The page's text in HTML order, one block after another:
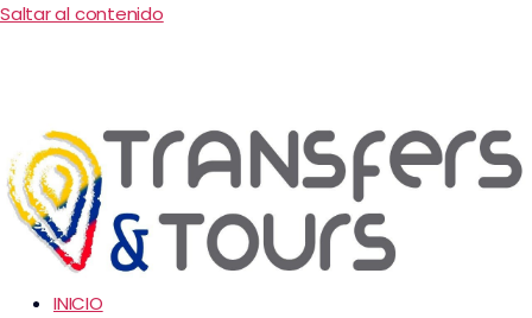
Saltar al contenido
INICIO